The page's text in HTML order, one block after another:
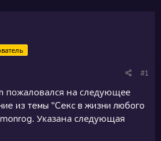
#1
пожаловался на следующее
из темы "Секс в жизни любого
. Указана следующая